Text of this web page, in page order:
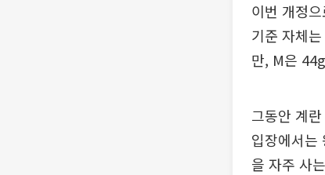
이번 개정
기준 자체
만, M은
그동안 계
입장에서는
을 자주 사